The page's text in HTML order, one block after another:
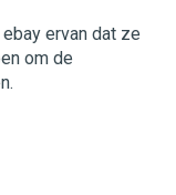
ervan dat ze
om de